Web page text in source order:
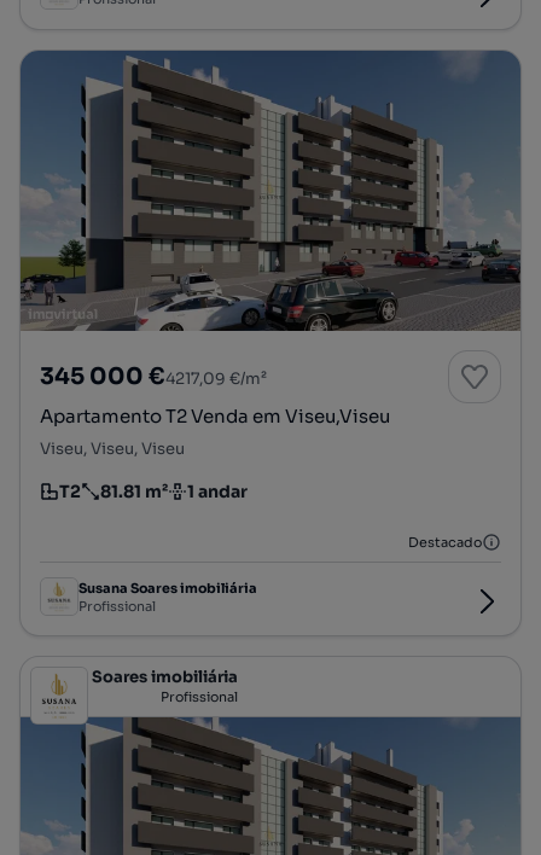
345 000 €4217,09 €/m²
Apartamento T2 Venda em Viseu,Viseu
Viseu, Viseu, Viseu
Tipologia
T2
Preço por metro quadrado
81.81 m²
Andar 1 andar
Destacado
Susana Soares imobiliária
Profissional
Susana Soares imobiliária
Profissional